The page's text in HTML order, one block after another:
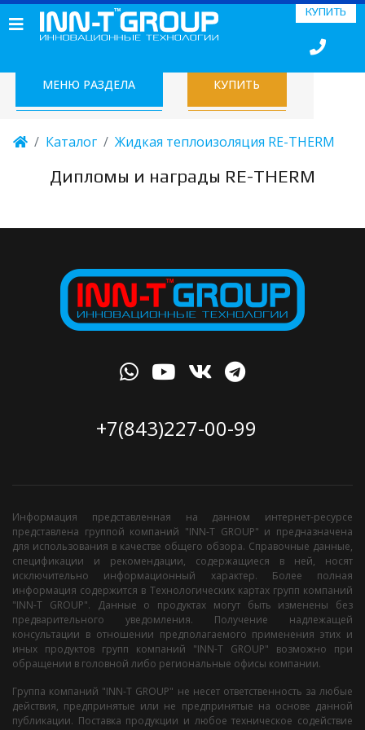
КУПИТЬ
МЕНЮ РАЗДЕЛА КУПИТЬ
Каталог Жидкая теплоизоляция RE-THERM
Дипломы и награды RE-THERM
+7(843)227-00-99
Информация представленная на данном интернет-ресурсе
представлена группой компаний "INN-T GROUP" и предназначена
для использования в качестве общего обзора. Справочные данные,
спецификации и рекомендации, содержащиеся в ней, носят
исключительно информационный характер. Более полная
информация содержится в Технологических картах групп компаний
"INN-T GROUP". Данные о продуктах могут быть изменены без
предварительного уведомления. Получение надлежащей
консультации в отношении предполагаемого применения этих и
иных продуктов групп компаний "INN-T GROUP" возможно при
обращении в головной либо региональные офисы компании.
Группа компаний "INN-T GROUP" не несет ответственность за любые
действия, предпринятые или не предпринятые на основе данной
публикации. Поставка продукции и любое техническое содействие